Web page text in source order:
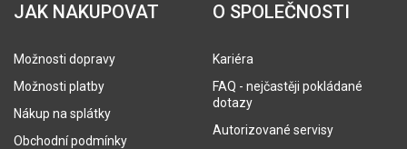
JAK NAKUPOVAT
Možnosti dopravy
Možnosti platby
Nákup na splátky
Obchodní podmínky
O SPOLEČNOSTI
Kariéra
FAQ - nejčastěji pokládané
dotazy
Autorizované servisy